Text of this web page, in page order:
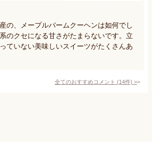
の、メープルバームクーヘンは如何でし
のクセになる甘さがたまらないです。立
ていない美味しいスイーツがたくさんあ
全てのおすすめコメント (14件) >